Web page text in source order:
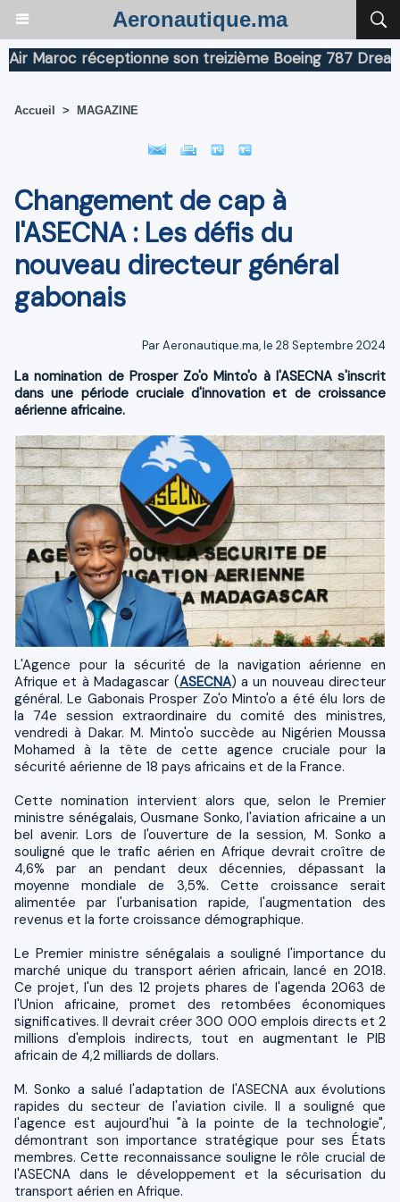
Aeronautique.ma
réceptionne son treizième Boeing 787 Dreamliner
Accueil > MAGAZINE
Changement de cap à
l'ASECNA : Les défis du
nouveau directeur général
gabonais
Par Aeronautique.ma, le 28 Septembre 2024
La nomination de Prosper Zo'o Minto'o à l'ASECNA s'inscrit
dans une période cruciale d'innovation et de croissance
aérienne africaine.
L'Agence pour la sécurité de la navigation aérienne en
Afrique et à Madagascar (ASECNA) a un nouveau directeur
général. Le Gabonais Prosper Zo'o Minto'o a été élu lors de
la 74e session extraordinaire du comité des ministres,
vendredi à Dakar. M. Minto'o succède au Nigérien Moussa
Mohamed à la tête de cette agence cruciale pour la
sécurité aérienne de 18 pays africains et de la France.
Cette nomination intervient alors que, selon le Premier
ministre sénégalais, Ousmane Sonko, l'aviation africaine a un
bel avenir. Lors de l'ouverture de la session, M. Sonko a
souligné que le trafic aérien en Afrique devrait croître de
4,6% par an pendant deux décennies, dépassant la
moyenne mondiale de 3,5%. Cette croissance serait
alimentée par l'urbanisation rapide, l'augmentation des
revenus et la forte croissance démographique.
Le Premier ministre sénégalais a souligné l'importance du
marché unique du transport aérien africain, lancé en 2018.
Ce projet, l'un des 12 projets phares de l'agenda 2063 de
l'Union africaine, promet des retombées économiques
significatives. Il devrait créer 300 000 emplois directs et 2
millions d'emplois indirects, tout en augmentant le PIB
africain de 4,2 milliards de dollars.
M. Sonko a salué l'adaptation de l'ASECNA aux évolutions
rapides du secteur de l'aviation civile. Il a souligné que
l'agence est aujourd'hui "à la pointe de la technologie",
démontrant son importance stratégique pour ses États
membres. Cette reconnaissance souligne le rôle crucial de
l'ASECNA dans le développement et la sécurisation du
transport aérien en Afrique.